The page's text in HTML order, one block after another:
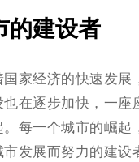
的建设者
家经济的快速发展
也在逐步加快，一座
每一个城市的崛起
发展而努力的建设